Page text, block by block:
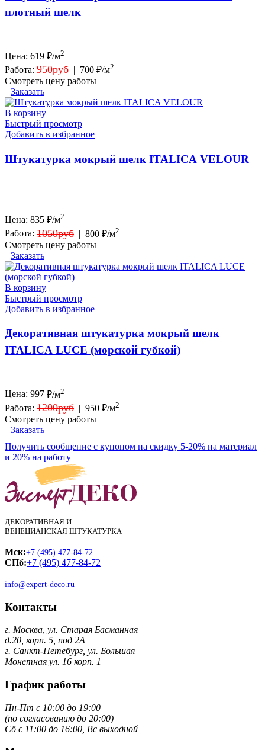
плотный шелк
Цена: 619 ₽/м2
Работа: 950руб | 700 ₽/м2
Смотреть цену работы
Заказать
В корзину
Быстрый просмотр
Добавить в избранное
Штукатурка мокрый шелк ITALICA VELOUR
Цена: 835 ₽/м2
Работа: 1050руб | 800 ₽/м2
Смотреть цену работы
Заказать
В корзину
Быстрый просмотр
Добавить в избранное
Декоративная штукатурка мокрый шелк
ITALICA LUCE (морской губкой)
Цена: 997 ₽/м2
Работа: 1200руб | 950 ₽/м2
Смотреть цену работы
Заказать
Получить сообщение с купоном на скидку 5-20% на материал
и 20% на работу
ДЕКОРАТИВНАЯ И
ВЕНЕЦИАНСКАЯ ШТУКАТУРКА
Мск:+7 (495) 477-84-72
СПб:+7 (495) 477-84-72
info@expert-deco.ru
Контакты
г. Москва, ул. Старая Басманная
д.20, корп. 5, под 2А
г. Санкт-Петебург, ул. Большая
Монетная ул. 16 корп. 1
График работы
Пн-Пт с 10:00 до 19:00
(по согласованию до 20:00)
Сб с 11:00 до 16:00, Вс выходной